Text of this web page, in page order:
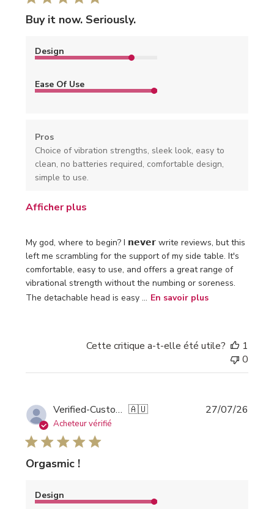
Buy it now. Seriously.
My god, where to begin? I 𝗻𝗲𝘃𝗲𝗿 write reviews, but this
left me scrambling for the support of my side table. It's
comfortable, easy to use, and offers a great range of
vibrational strength without the numbing or soreness.
The detachable head is easy ... En savoir plus
Design
Ease Of Use
Pros
Choice of vibration strengths, sleek look, easy to
clean, no batteries required, comfortable design,
simple to use.
Afficher plus
Cette critique a-t-elle été utile?
1
0
Verified-Customer 🇦🇺
Acheteur vérifié
Orgasmic !
Design
27/07/26